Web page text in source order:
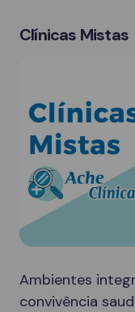
Clínicas Mistas
Ambientes
convivência